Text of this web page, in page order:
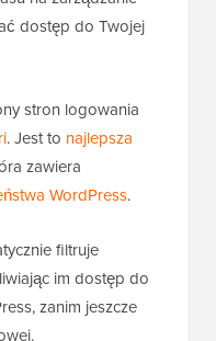
za
na zarządzanie
dostęp do Twojej